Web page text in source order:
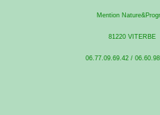
Mention
81220 VITERBE
06.77.09.69.42 /